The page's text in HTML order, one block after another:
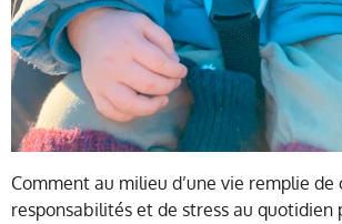
Comment au milieu d’une vie remplie
responsabilités et de stress au quotidien